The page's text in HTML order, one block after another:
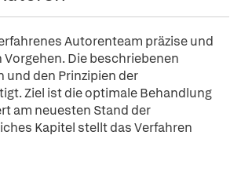
Autorenteam präzise und
Die beschriebenen
den Prinzipien der
Ziel ist die optimale Behandlung
am neuesten Stand der
Kapitel stellt das Verfahren